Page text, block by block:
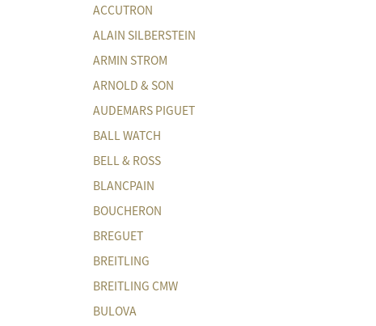
ACCUTRON
ALAIN SILBERSTEIN
ARMIN STROM
ARNOLD & SON
AUDEMARS PIGUET
BALL WATCH
BELL & ROSS
BLANCPAIN
BOUCHERON
BREGUET
BREITLING
BREITLING CMW
BULOVA